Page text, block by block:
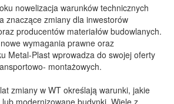
nowelizacja warunków technicznych
znaczące zmiany dla inwestorów
producentów materiałów budowlanych.
wymagania prawne oraz
Metal-Plast wprowadza do swojej oferty
montażowych.
zmiany w WT określają warunki, jakie
lub modernizowane budynki. Wiele z